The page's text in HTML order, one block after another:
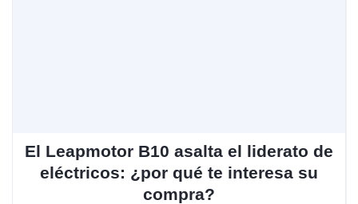
El Leapmotor B10 asalta el liderato de
eléctricos: ¿por qué te interesa su
compra?